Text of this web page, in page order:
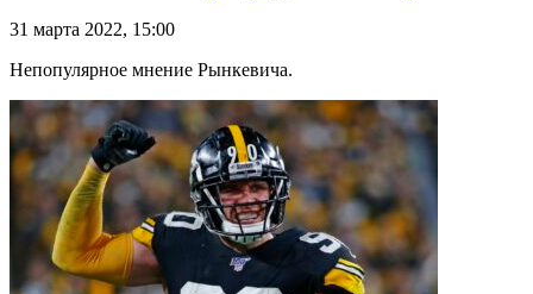
31 марта 2022, 15:00
Непопулярное мнение Рынкевича.